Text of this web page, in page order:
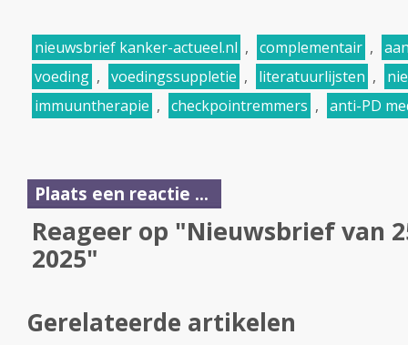
nieuwsbrief kanker-actueel.nl , complementair ,
voeding , voedingssuppletie , literatuurlijsten ,
immuuntherapie , checkpointremmers , anti-PD
Plaats een reactie ...
Reageer op "Nieuwsbrief van
2025"
Gerelateerde artikelen